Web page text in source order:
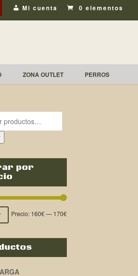
Mi cuenta 0 elementos
ZONA OUTLET PERROS
por
Precio: 160€—170€